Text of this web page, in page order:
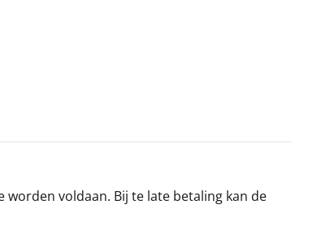
voldaan. Bij te late betaling kan de